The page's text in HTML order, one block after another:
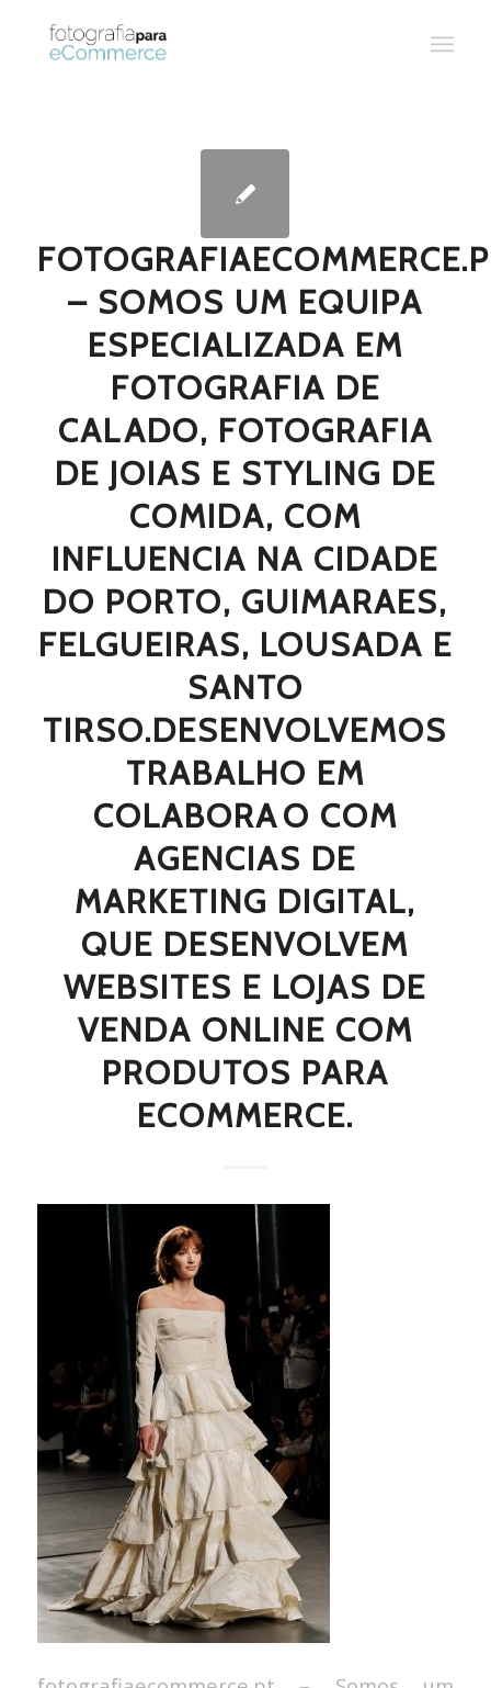
– SOMOS UM EQUIPA
ESPECIALIZADA EM
FOTOGRAFIA DE
CALADO, FOTOGRAFIA
DE JOIAS E STYLING DE
COMIDA, COM
INFLUENCIA NA CIDADE
DO PORTO, GUIMARAES,
FELGUEIRAS, LOUSADA E
SANTO
TIRSO.DESENVOLVEMOS
TRABALHO EM
COLABORAO COM
AGENCIAS DE
MARKETING DIGITAL,
QUE DESENVOLVEM
WEBSITES E LOJAS DE
VENDA ONLINE COM
PRODUTOS PARA
ECOMMERCE.